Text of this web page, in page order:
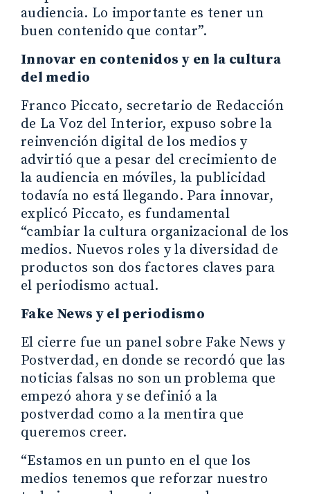
audiencia. Lo importante es tener un
buen contenido que contar”.
Innovar en contenidos y en la cultura
del medio
Franco Piccato, secretario de Redacción
de La Voz del Interior, expuso sobre la
reinvención digital de los medios y
advirtió que a pesar del crecimiento de
la audiencia en móviles, la publicidad
todavía no está llegando. Para innovar,
explicó Piccato, es fundamental
“cambiar la cultura organizacional de los
medios. Nuevos roles y la diversidad de
productos son dos factores claves para
el periodismo actual.
Fake News y el periodismo
El cierre fue un panel sobre Fake News y
Postverdad, en donde se recordó que las
noticias falsas no son un problema que
empezó ahora y se definió a la
postverdad como a la mentira que
queremos creer.
“Estamos en un punto en el que los
medios tenemos que reforzar nuestro